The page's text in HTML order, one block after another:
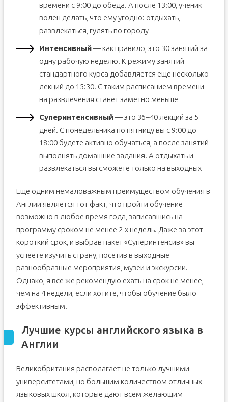
времени с 9:00 до обеда. А после 13:00, ученик
волен делать, что ему угодно: отдыхать,
развлекаться, гулять по городу
Интенсивный— как правило, это 30 занятий за
одну рабочую неделю. К режиму занятий
стандартного курса добавляется еще несколько
лекций до 15:30. С таким расписанием времени
на развлечения станет заметно меньше
Суперинтенсивный— это 36−40 лекций за 5
дней. С понедельника по пятницу вы с 9:00 до
18:00 будете активно обучаться, а после занятий
выполнять домашние задания. А отдыхать и
развлекаться вы сможете только на выходных
Еще одним немаловажным преимуществом обучения в
Англии является тот факт, что пройти обучение
возможно в любое время года, записавшись на
программу сроком не менее 2-х недель. Даже за этот
короткий срок, и выбрав пакет «Суперинтенсив» вы
успеете изучить страну, посетив в выходные
разнообразные мероприятия, музеи и экскурсии.
Однако, я все же рекомендую ехать на срок не менее,
чем на 4 недели, если хотите, чтобы обучение было
эффективным.
Лучшие курсы английского языка в
Англии
Великобритания располагает не только лучшими
университетами, но большим количеством отличных
языковых школ, которые дают всем желающим